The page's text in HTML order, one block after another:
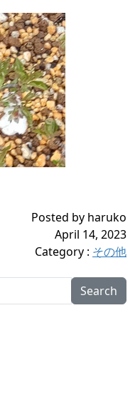
Posted by haruko
April 14, 2023
Category : その他
Search